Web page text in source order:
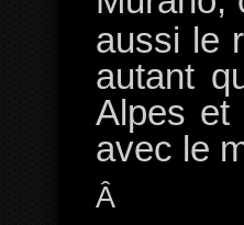
aussi le
autant
Alpes et
avec le
Â